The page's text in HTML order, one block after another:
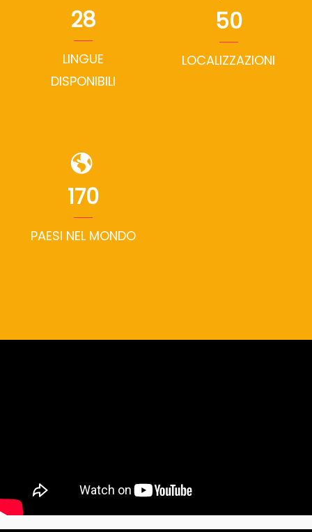
28
LINGUE
DISPONIBILI
50
LOCALIZZAZIONI
170
PAESI NEL MONDO